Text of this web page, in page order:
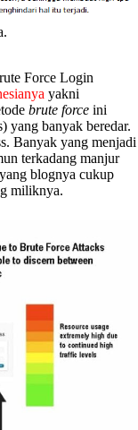
Force Login
yakni
brute force ini
yang banyak beredar.
Banyak yang menjadi
terkadang manjur
blognya cukup
miliknya.